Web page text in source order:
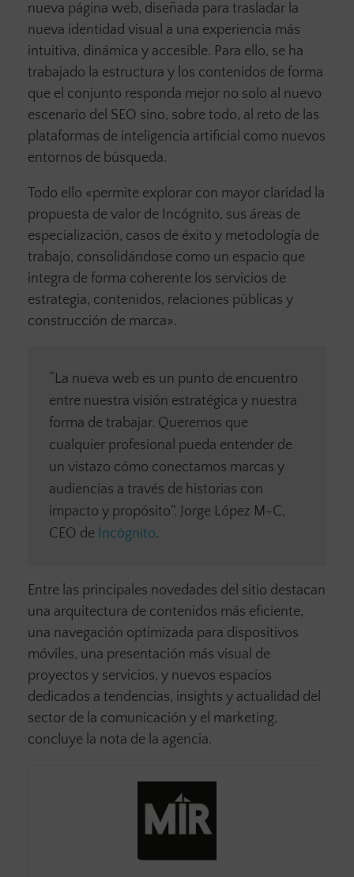
nueva página web, diseñada para trasladar la
nueva identidad visual a una experiencia más
intuitiva, dinámica y accesible. Para ello, se ha
trabajado la estructura y los contenidos de forma
que el conjunto responda mejor no solo al nuevo
escenario del SEO sino, sobre todo, al reto de las
plataformas de inteligencia artificial como nuevos
entornos de búsqueda.
Todo ello «permite explorar con mayor claridad la
propuesta de valor de Incógnito, sus áreas de
especialización, casos de éxito y metodología de
trabajo, consolidándose como un espacio que
integra de forma coherente los servicios de
estrategia, contenidos, relaciones públicas y
construcción de marca».
“La nueva web es un punto de encuentro
entre nuestra visión estratégica y nuestra
forma de trabajar. Queremos que
cualquier profesional pueda entender de
un vistazo cómo conectamos marcas y
audiencias a través de historias con
impacto y propósito”. Jorge López M-C,
CEO de Incógnito.
Entre las principales novedades del sitio destacan
una arquitectura de contenidos más eficiente,
una navegación optimizada para dispositivos
móviles, una presentación más visual de
proyectos y servicios, y nuevos espacios
dedicados a tendencias, insights y actualidad del
sector de la comunicación y el marketing,
concluye la nota de la agencia.